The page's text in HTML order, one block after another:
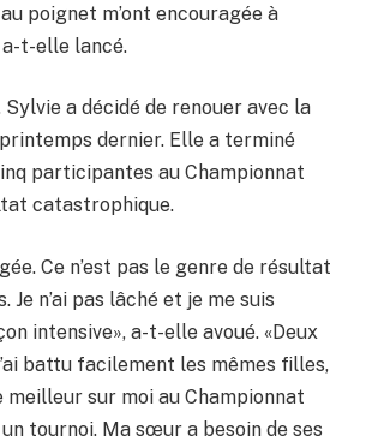
poignet m’ont encouragée à
t-elle lancé.
Sylvie a décidé de renouer avec la
dernier. Elle a terminé
participantes au Championnat
catastrophique.
Ce n’est pas le genre de résultat
Je n’ai pas lâché et je me suis
intensive», a-t-elle avoué. «Deux
battu facilement les mêmes filles,
meilleur sur moi au Championnat
tournoi. Ma sœur a besoin de ses